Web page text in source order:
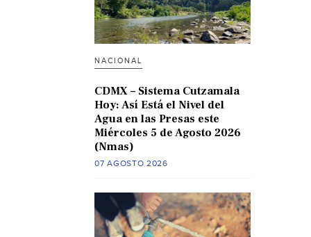
NACIONAL
CDMX – Sistema Cutzamala
Hoy: Así Está el Nivel del
Agua en las Presas este
Miércoles 5 de Agosto 2026
(Nmas)
07 AGOSTO 2026